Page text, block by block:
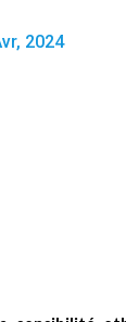
2024